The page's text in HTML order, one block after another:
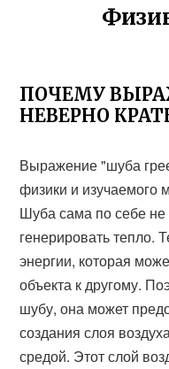
ПОЧЕМУ
НЕВЕРНО
Выражение "шуба
физики и изучаемого
Шуба сама по себе не
генерировать тепло.
энергии, которая
объекта к другому.
шубу, она может
создания слоя
средой. Этот слой